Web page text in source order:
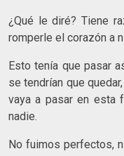
¿Qué le diré? Tiene
romperle el corazón a
Esto tenía que pasar
se tendrían que
vaya a pasar en esta
nadie.
No fuimos perfectos,